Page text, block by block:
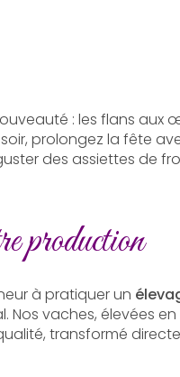
: les flans aux
prolongez la fête
des assiettes de
production
à pratiquer un
vaches, élevées en
transformé